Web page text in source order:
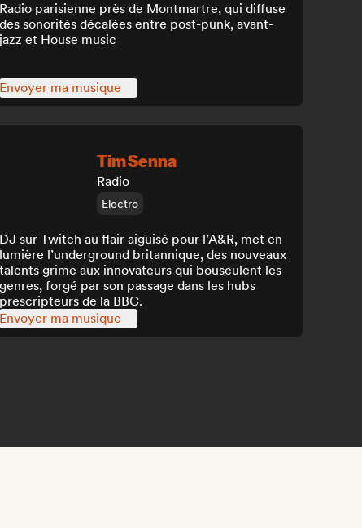
Radio parisienne près de Montmartre, qui diffuse
des sonorités décalées entre post-punk, avant-
jazz et House music
Envoyer ma musique
Tim Senna
Radio
Electro
DJ sur Twitch au flair aiguisé pour l’A&R, met en
lumière l’underground britannique, des nouveaux
talents grime aux innovateurs qui bousculent les
genres, forgé par son passage dans les hubs
prescripteurs de la BBC.
Envoyer ma musique